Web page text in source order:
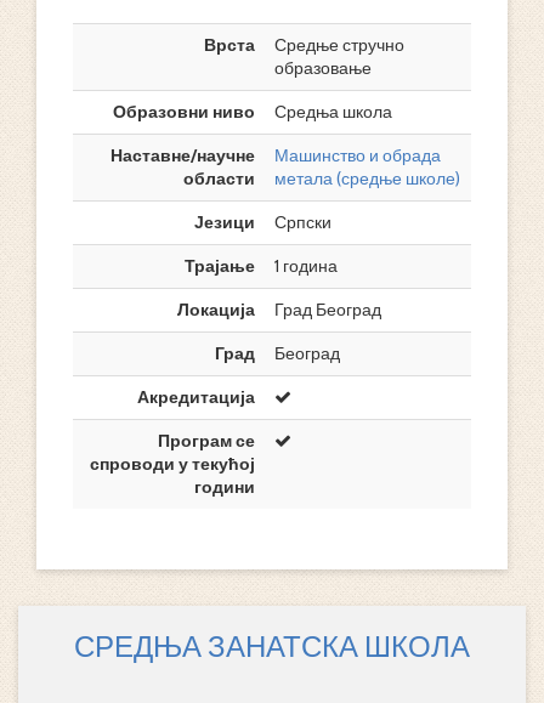
Врста
Средње стручно
образовање
Образовни ниво
Средња школа
Наставне/научне
области
Машинство и обрада
метала (средње школе)
Језици
Српски
Трајање
1 година
Локација
Град Београд
Град
Београд
Акредитација
Програм се
спроводи у текућој
години
СРЕДЊА ЗАНАТСКА ШКОЛА